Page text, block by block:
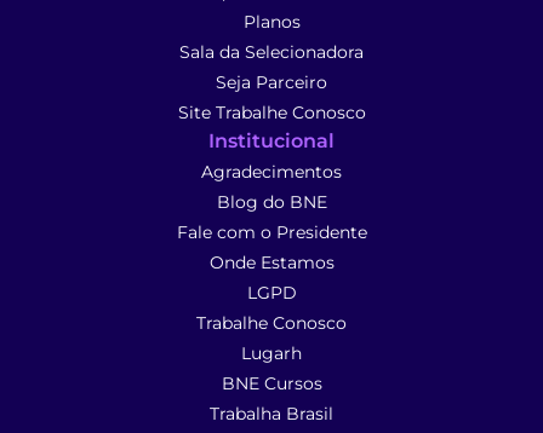
Planos
Sala da Selecionadora
Seja Parceiro
Site Trabalhe Conosco
Institucional
Agradecimentos
Blog do BNE
Fale com o Presidente
Onde Estamos
LGPD
Trabalhe Conosco
Lugarh
BNE Cursos
Trabalha Brasil